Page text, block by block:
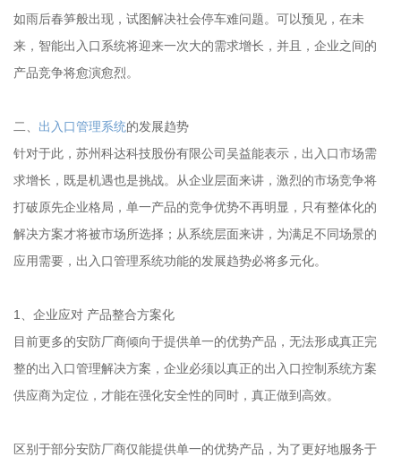
如雨后春笋般出现，试图解决社会停车难问题。可以预见，在未
来，智能出入口系统将迎来一次大的需求增长，并且，企业之间的
产品竞争将愈演愈烈。
二、 出入口管理系统的发展趋势
针对于此，苏州科达科技股份有限公司吴益能表示，出入口市场需
求增长，既是机遇也是挑战。从企业层面来讲，激烈的市场竞争将
打破原先企业格局，单一产品的竞争优势不再明显，只有整体化的
解决方案才将被市场所选择；从系统层面来讲，为满足不同场景的
应用需要，出入口管理系统功能的发展趋势必将多元化。
1、企业应对 产品整合方案化
目前更多的安防厂商倾向于提供单一的优势产品，无法形成真正完
整的出入口管理解决方案，企业必须以真正的出入口控制系统方案
供应商为定位，才能在强化安全性的同时，真正做到高效。
区别于部分安防厂商仅能提供单一的优势产品，为了更好地服务于